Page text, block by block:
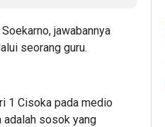
jawabannya
seorang guru.
1 Cisoka pada medio
adalah sosok yang